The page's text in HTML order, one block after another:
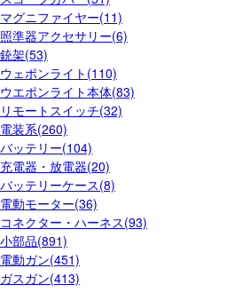
マグニファイヤー(11)
照準器アクセサリー(6)
銃架(53)
ウェポンライト(110)
ウエポンライト本体(83)
リモートスイッチ(32)
電装系(260)
バッテリー(104)
充電器・放電器(20)
バッテリーケース(8)
電動モーター(36)
コネクター・ハーネス(93)
小部品(891)
電動ガン(451)
ガスガン(413)